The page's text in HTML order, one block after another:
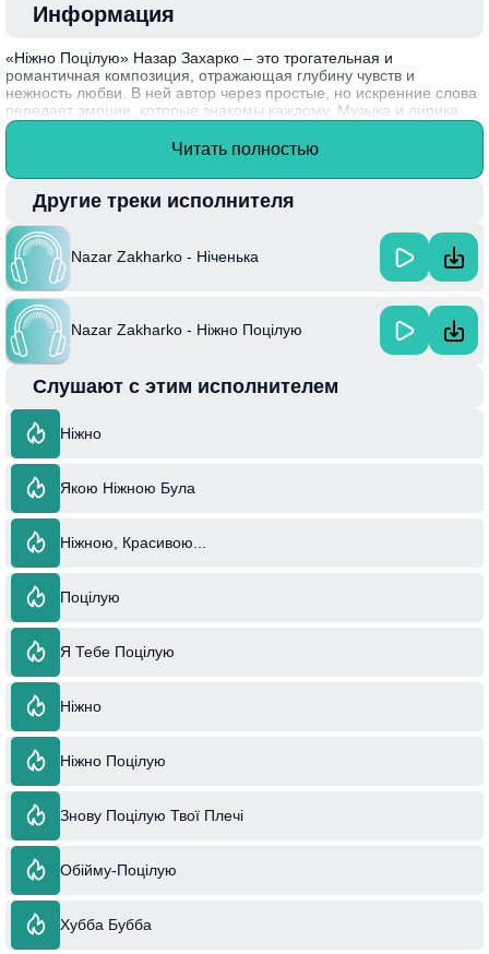
Информация
«Ніжно Поцілую» Назар Захарко – это трогательная и
романтичная композиция, отражающая глубину чувств и
нежность любви. В ней автор через простые, но искренние слова
передает эмоции, которые знакомы каждому. Музыка и лирика
создают атмосферу уюта и тепла, погружая слушателя в мир
настоящих чувств и ожиданий. Песня стала настоящим хитом
мотивам, что делает её идеальным сопровождением для
романтических моментов.
Назар Захарко активно развивает свою музыкальную карьеру,
сочетая элементы поп-музыки и украинской народной мелодии,
что делает его творчество уникальным на современном
музыкальном рынке.
Читать полностью
Другие треки исполнителя
Nazar Zakharko - Ніченька
Nazar Zakharko - Ніжно Поцілую
Слушают с этим исполнителем
Ніжно
Якою Ніжною Була
Ніжною, Красивою...
Поцілую
Я Тебе Поцілую
Ніжно
Ніжно Поцілую
Знову Поцілую Твої Плечі
Обійму-Поцілую
Хубба Бубба